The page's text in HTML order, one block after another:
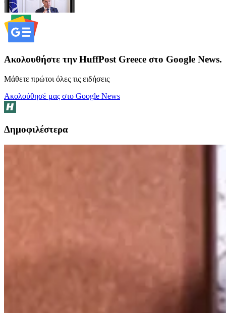
Ακολουθήστε την HuffPost Greece στο Google News.
Μάθετε πρώτοι όλες τις ειδήσεις
Ακολούθησέ μας στο Google News
Δημοφιλέστερα